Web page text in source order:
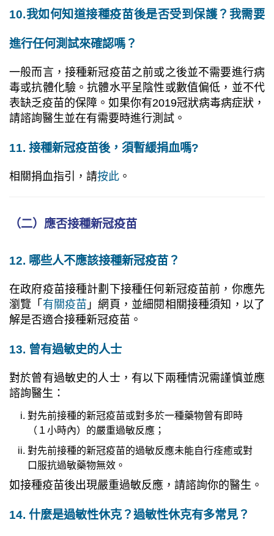
10.我如何知道接種疫苗後是否受到保護？我需要
進行任何測試來確認嗎？
一般而言，接種新冠疫苗之前或之後並不需要進行病
毒或抗體化驗。抗體水平呈陰性或數值偏低，並不代
表缺乏疫苗的保障。如果你有2019冠狀病毒病症狀，
請諮詢醫生並在有需要時進行測試。
11. 接種新冠疫苗後，須暫緩捐血嗎?
相關捐血指引，請按此 。
（二）應否接種新冠疫苗
12. 哪些人不應該接種新冠疫苗？
在政府疫苗接種計劃下接種任何新冠疫苗前，你應先
瀏覽「 有關疫苗 」網頁，並細閱相關接種須知，以了
解是否適合接種新冠疫苗。
13. 曾有過敏史的人士
對於曾有過敏史的人士，有以下兩種情況需謹慎並應
諮詢醫生：
對先前接種的新冠疫苗或對多於一種藥物曾有即時
（１小時內）的嚴重過敏反應；
對先前接種的新冠疫苗的過敏反應未能自行痊癒或對
口服抗過敏藥物無效。
如接種疫苗後出現嚴重過敏反應，請諮詢你的醫生。
14. 什麼是過敏性休克？過敏性休克有多常見？